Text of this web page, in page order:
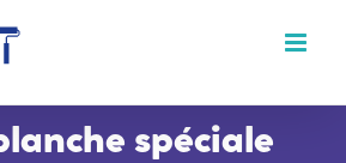
spéciale